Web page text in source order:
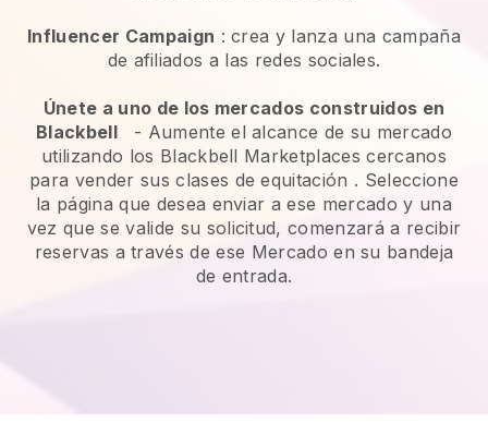
Influencer Campaign : crea y lanza una campaña
de afiliados a las redes sociales.
Únete a uno de los mercados construidos en
Blackbell
- Aumente el alcance de su mercado
utilizando los Blackbell Marketplaces cercanos
para vender sus clases de equitación . Seleccione
la página que desea enviar a ese mercado y una
vez que se valide su solicitud, comenzará a recibir
reservas a través de ese Mercado en su bandeja
de entrada.